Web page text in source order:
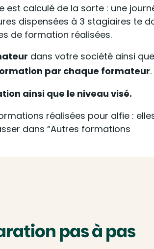
est calculé de la sorte : une
dispensées à 3 stagiaires te
de formation réalisées.
dans votre société ainsi que
par chaque formateur.
ainsi que le niveau visé.
réalisées pour alfie :
dans “Autres formations
pas à pas